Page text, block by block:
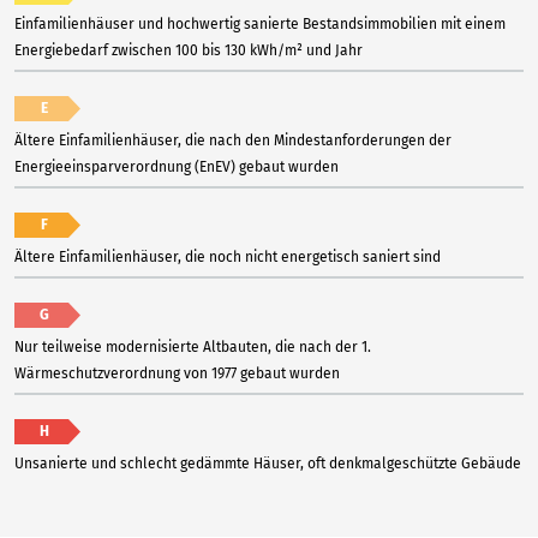
Einfamilienhäuser und hochwertig sanierte Bestandsimmobilien mit einem
Energiebedarf zwischen 100 bis 130 kWh/m² und Jahr
E
Ältere Einfamilienhäuser, die nach den Mindestanforderungen der
Energieeinsparverordnung (EnEV) gebaut wurden
F
Ältere Einfamilienhäuser, die noch nicht energetisch saniert sind
G
Nur teilweise modernisierte Altbauten, die nach der 1.
Wärmeschutzverordnung von 1977 gebaut wurden
H
Unsanierte und schlecht gedämmte Häuser, oft denkmalgeschützte Gebäude